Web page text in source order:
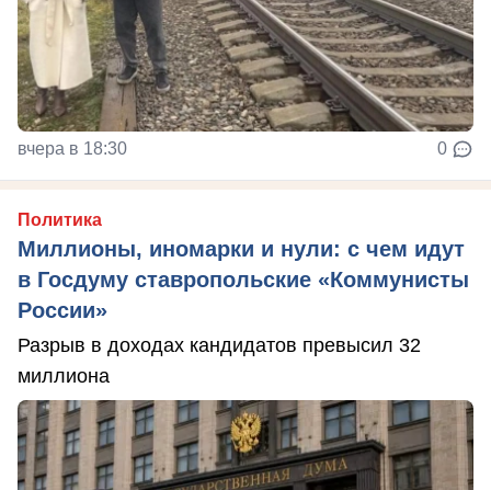
вчера в 18:30 0
Политика
Миллионы, иномарки и нули: с чем идут
в Госдуму ставропольские «Коммунисты
России»
Разрыв в доходах кандидатов превысил 32
миллиона